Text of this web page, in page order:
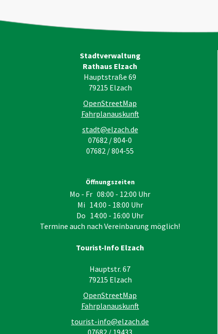
Stadtverwaltung
Rathaus Elzach
Hauptstraße 69
79215 Elzach
OpenStreetMap
Fahrplanauskunft
stadt@elzach.de
07682 / 804-0
07682 / 804-55
Öffnungszeiten
Mo - Fr 08:00 - 12:00 Uhr
Mi 14:00 - 18:00 Uhr
Do 14:00 - 16:00 Uhr
Termine auch nach Vereinbarung möglich!
Tourist-Info Elzach
Hauptstr. 67
79215 Elzach
OpenStreetMap
Fahrplanauskunft
tourist-info@elzach.de